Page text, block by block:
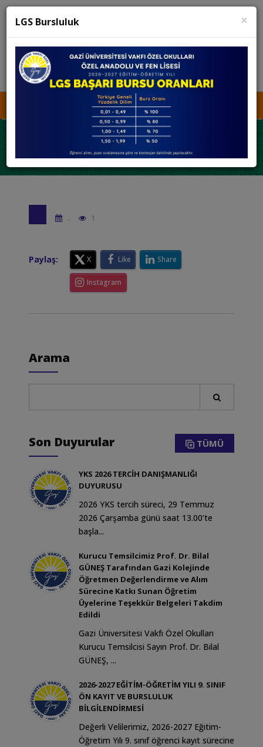
KURUCU TEMSİLCİSİNE ULAŞIN
İŞ BAŞVURUSU MEDYA KVKK
.. 1
Paylaş: X Like Share
Instagram
Arama
Son Duyurular TÜMÜ
YKS 2026 TERCİH DANIŞMANLIĞI
DUYURUSU
2026 YKS tercih süreci, 29 Temmuz
2026 Çarşamba günü saat 13.00’te
başla...
Kurucu Temsilcimiz Prof. Dr. Bilal
GÜNEŞ Tarafından Gazi Kolejinde
Öğretmen Değerlendirme ve Alım
Sürecine Katkı Sunan Öğretim
Üyelerine Teşekkür Belgeleri Takdim
Edildi
Gazi Üniversitesi Vakfı Özel Okulları
Kurucu Temsilcisi Sayın Prof. Dr. Bilal
GÜNEŞ, ...
2026-2027 EĞİTİM-ÖĞRETİM YILI 9. SINIF
ÖN KAYIT VE BURSLULUK
BİLGİLENDİRMESİ
Değerli Velilerimiz, 2026-2027 Eğitim-
Öğretim Yılı 9. sınıf öğrenci kayıt sürecine
×
LGS Bursluluk